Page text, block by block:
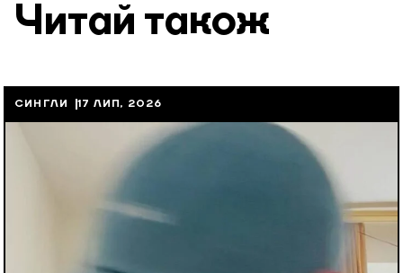
Читай також
СИНГЛИ 17 ЛИП, 2026